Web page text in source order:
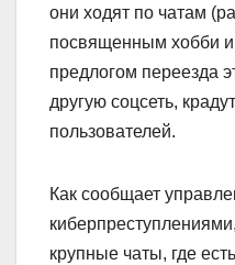
они ходят по чатам
посвященным хобби и
предлогом переезда
другую соцсеть,
пользователей.
Как сообщает
крупные чаты, где